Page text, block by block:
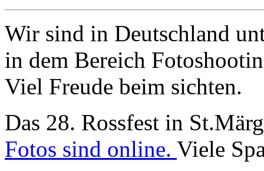
Wir sind in Deutschland
in dem Bereich
Viel Freude beim sichten.
Das 28. Rossfest in
Fotos sind online. Viele